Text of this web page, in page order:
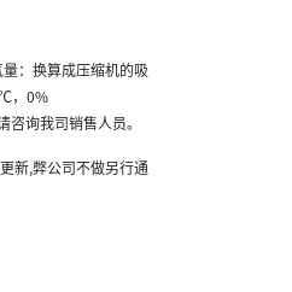
：换算成压缩机的吸
，0%
询我司销售人员。
新,弊公司不做另行通